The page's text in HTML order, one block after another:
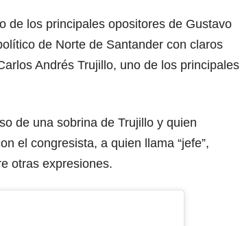
de los principales opositores de Gustavo
de Norte de Santander con claros
Andrés Trujillo, uno de los principales
de una sobrina de Trujillo y quien
el congresista, a quien llama “jefe”,
otras expresiones.